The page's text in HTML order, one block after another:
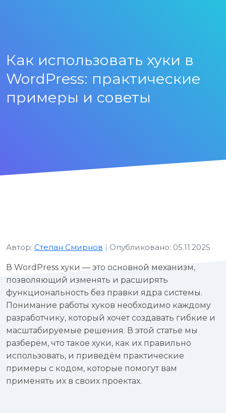
Как использовать хуки в
WordPress: практические
примеры и советы
Автор: Степан Смирнов | Опубликовано: 05.11.2025
В WordPress хуки — это основной механизм,
позволяющий изменять и расширять
функциональность без правки ядра системы.
Понимание работы хуков необходимо каждому
разработчику, который хочет создавать гибкие и
масштабируемые решения. В этой статье мы
разберём, что такое хуки, как их правильно
использовать, и приведём практические
примеры с кодом, которые помогут вам
применять их в своих проектах.